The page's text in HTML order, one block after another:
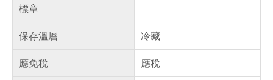
標章
保存溫層
冷藏
應免稅
應稅